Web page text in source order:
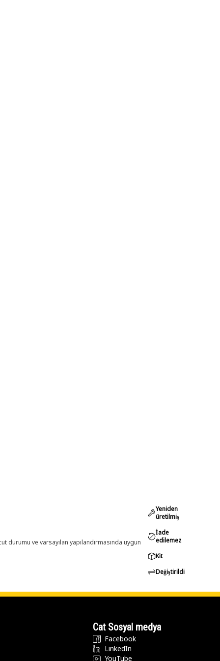
durumu ve varsayılan yapılandırmasında uygun
Yeniden
üretilmiş
İade
edilemez
Kit
Değiştirildi
Cat Sosyal medya
Facebook
LinkedIn
YouTube